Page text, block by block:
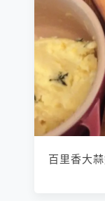
百里香大